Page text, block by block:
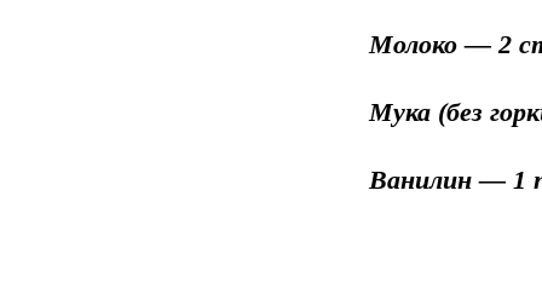
Молоко — 2
Мука (без
Ванилин — 1